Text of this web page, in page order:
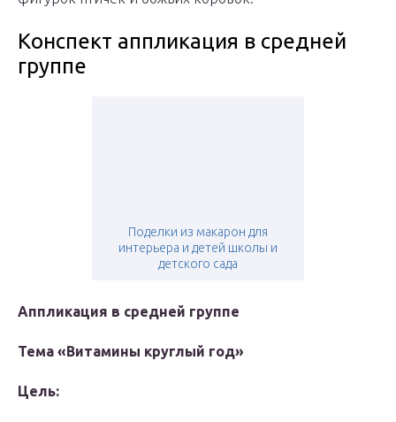
Конспект аппликация в средней
группе
Поделки из макарон для
интерьера и детей школы и
детского сада
Аппликация в средней группе
Тема «Витамины круглый год»
Цель: